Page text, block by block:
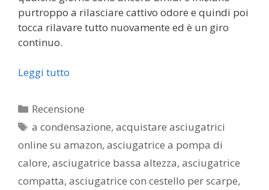
purtroppo a rilasciare cattivo odore e quindi poi
tocca rilavare tutto nuovamente ed è un giro
continuo.
Leggi tutto
Categorie
Recensione
Tag
a condensazione,acquistare asciugatrici
online su amazon, asciugatrice a pompa di
calore, asciugatrice bassa altezza, asciugatrice
compatta, asciugatrice con cestello per scarpe,